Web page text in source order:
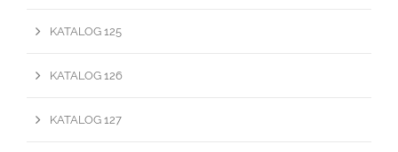
KATALOG 125
KATALOG 126
KATALOG 127